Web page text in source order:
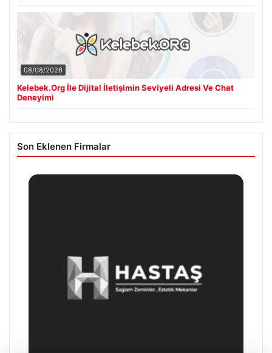
08/08/2026
Kelebek.Org İle Dijital İletişimin Seviyeli Adresi Ve Chat
Deneyimi
Son Eklenen Firmalar